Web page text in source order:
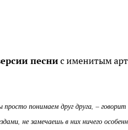
песнис именитым
понимаем друг друга, –
не замечаешь в них ничего